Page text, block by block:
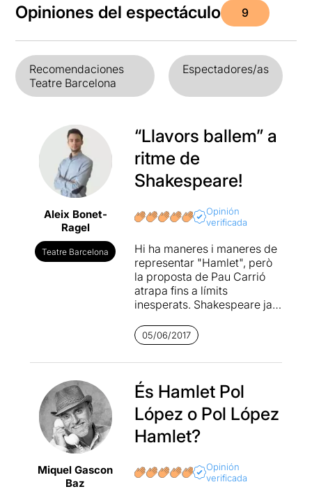
Opiniones del espectáculo 9
Recomendaciones
Teatre Barcelona
Espectadores/as
Aleix Bonet-
Ragel
Teatre Barcelona
“Llavors ballem” a
ritme de
Shakespeare!
Opinión
verificada
Hi ha maneres i maneres de
representar "Hamlet", però
la proposta de Pau Carrió
atrapa fins a límits
inesperats. Shakespeare ja
representacions dels seus
textos que s'estan fent
actualment a Barcelona.
senzilla i acompanyats
d'escàsatrezzo,Pol López i
la resta flueixen sobre
l'escenari. Crec que mai no
havia vist ningú gaudint tant
moments d'extrema bogeria,
qui sap si provocada o
05/06/2017
Miquel Gascon
Baz
És Hamlet Pol
López o Pol López
Hamlet?
Opinión
verificada